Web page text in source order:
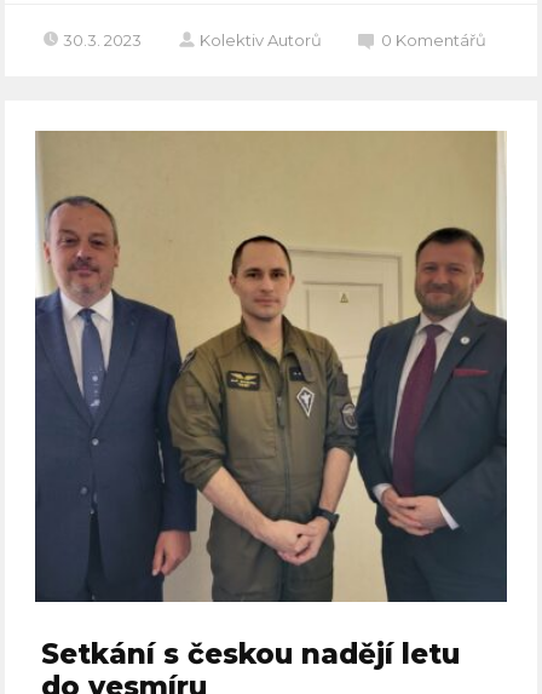
30.3. 2023 Kolektiv Autorů 0 Komentářů
Setkání s českou nadějí letu
do vesmíru